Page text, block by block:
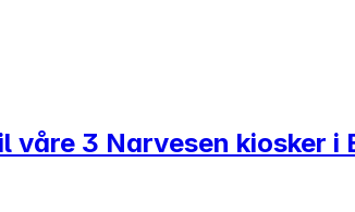
våre 3 Narvesen kiosker i